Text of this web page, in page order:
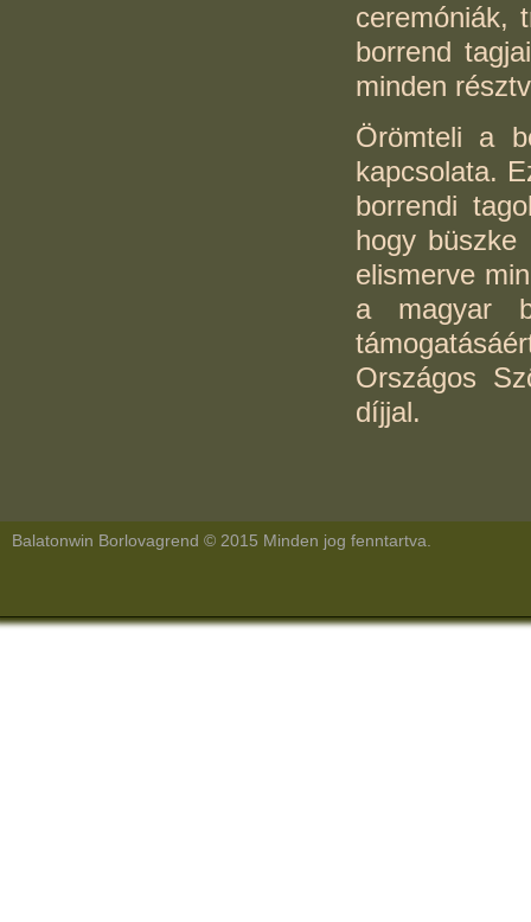
ceremóniák,
borrend
minden
Örömteli a
kapcsolata.
borrendi
hogy büszke
elismerve
a magyar
Országos
díjjal.
Balatonwin Borlovagrend © 2015 Minden jog fenntartva.